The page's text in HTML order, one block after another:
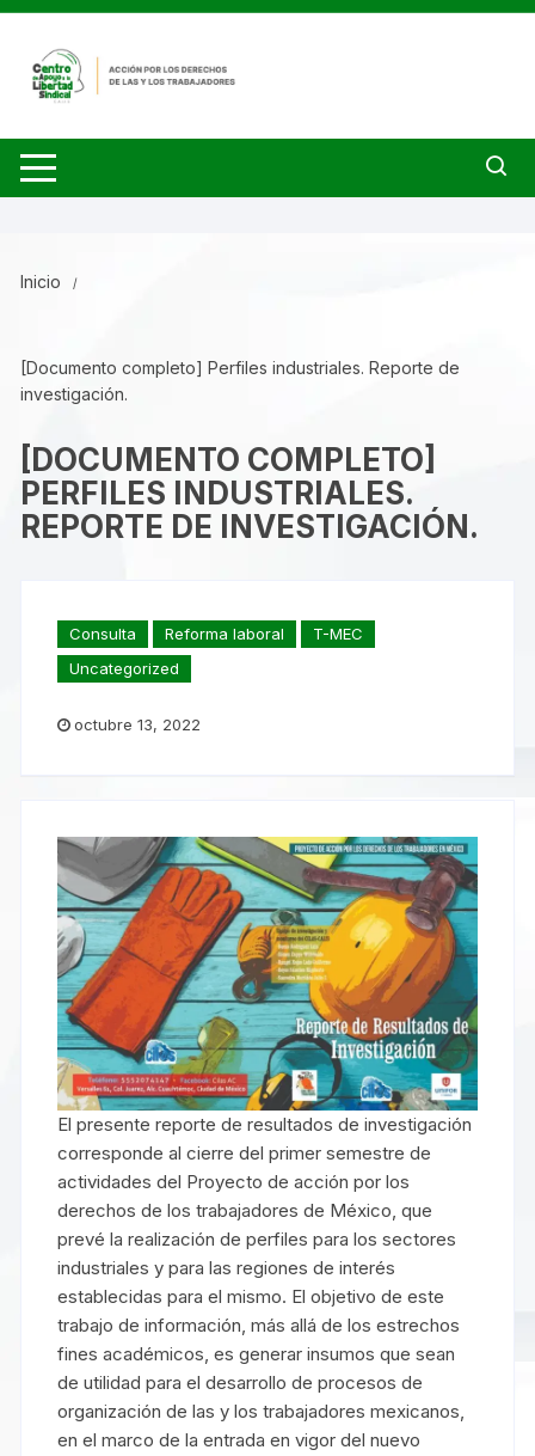
Saltar
contenido
Inicio
[Documento completo] Perfiles industriales. Reporte de
investigación.
[DOCUMENTO COMPLETO]
PERFILES INDUSTRIALES.
REPORTE DE INVESTIGACIÓN.
Consulta Reforma laboral
T-MEC
Uncategorized
octubre 13, 2022
El presente reporte de resultados de investigación
corresponde al cierre del primer semestre de
actividades del Proyecto de acción por los
derechos de los trabajadores de México, que
prevé la realización de perfiles para los sectores
industriales y para las regiones de interés
establecidas para el mismo. El objetivo de este
trabajo de información, más allá de los estrechos
fines académicos, es generar insumos que sean
de utilidad para el desarrollo de procesos de
organización de las y los trabajadores mexicanos,
en el marco de la entrada en vigor del nuevo